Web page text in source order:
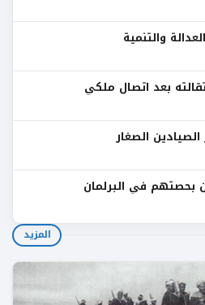
والتنمية
بعد اتصال ملكي
الصغار
بحصتهم في البرلمان
المزيد